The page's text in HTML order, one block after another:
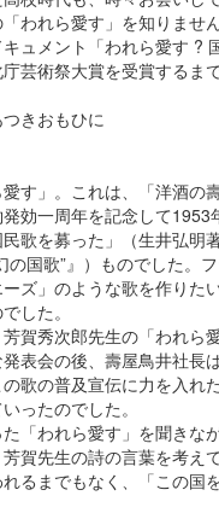
われら愛す」を知りませ
ュメント「われら愛す ?
芸術祭大賞を受賞するまで
おもひに
す」。これは、「洋酒の
効一周年を記念して1953
歌を募った」（生井弘明
の国歌”』）ものでした。
ーズ」のような歌を作りた
した。
賀秀次郎先生の「われら
表会の後、壽屋鳥井社長
歌の普及宣伝に力を入れ
ったのでした。
「われら愛す」を聞きな
賀先生の詩の言葉を考え
れるまでもなく、「この